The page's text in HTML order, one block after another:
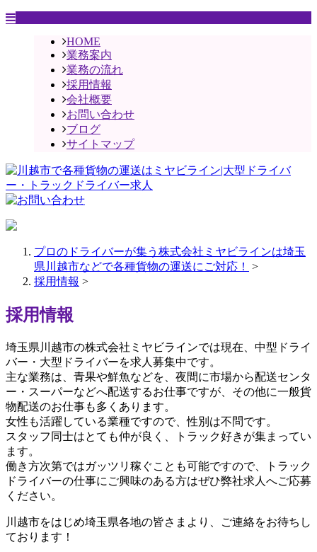
HOME
業務案内
業務の流れ
採用情報
会社概要
お問い合わせ
ブログ
サイトマップ
プロのドライバーが集う株式会社ミヤビラインは埼玉
県川越市などで各種貨物の運送にご対応！
>
採用情報 >
採用情報
埼玉県川越市の株式会社ミヤビラインでは現在、中型ドライ
バー・大型ドライバーを求人募集中です。
主な業務は、青果や鮮魚などを、夜間に市場から配送センタ
ー・スーパーなどへ配送するお仕事ですが、その他に一般貨
物配送のお仕事も多くあります。
女性も活躍している業種ですので、性別は不問です。
スタッフ同士はとても仲が良く、トラック好きが集まってい
ます。
働き方次第ではガッツリ稼ぐことも可能ですので、トラック
ドライバーの仕事にご興味のある方はぜひ弊社求人へご応募
ください。
川越市をはじめ埼玉県各地の皆さまより、ご連絡をお待ちし
ております！